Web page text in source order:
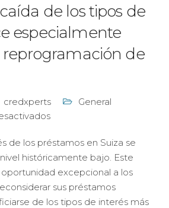
de los tipos de
especialmente
reprogramación de
credxperts
General
de los préstamos en Suiza se
históricamente bajo. Este
excepcional a los
sus préstamos
de los tipos de interés más